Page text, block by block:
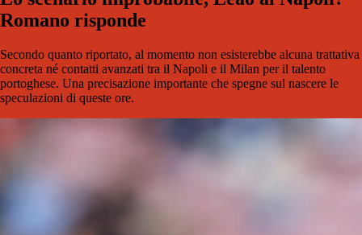
Romano risponde
Secondo quanto riportato, al momento non esisterebbe alcuna trattativa
concreta né contatti avanzati tra il Napoli e il Milan per il talento
portoghese. Una precisazione importante che spegne sul nascere le
speculazioni di queste ore.